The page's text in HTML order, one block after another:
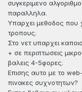
συγκεριμενο
παραλληλα.
Υπαρχει μεθοδος που
τροπους.
Στο νετ υπαρχει
+ σε περιπτωσεις
βαλεις 4-5φορες.
Επισης αυτο με το
πινακες συχνοτητων?